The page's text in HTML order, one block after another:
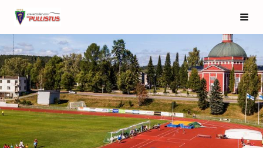
Siirry
sivun
sisältöön
Saarijärven Pullistus